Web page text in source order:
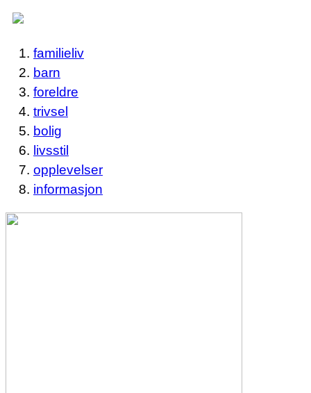
familieliv
barn
foreldre
trivsel
bolig
livsstil
opplevelser
informasjon